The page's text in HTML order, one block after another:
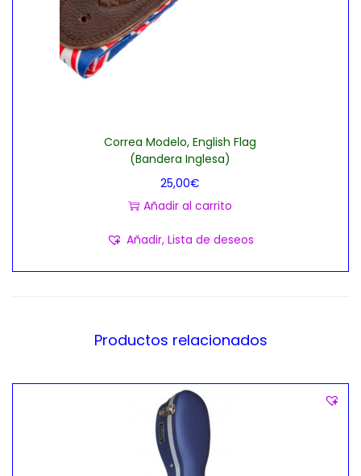
Correa Modelo, English Flag
(Bandera Inglesa)
25,00€
Añadir al carrito
Añadir, Lista de deseos
Productos relacionados